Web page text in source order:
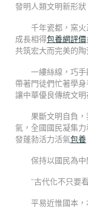
發明人類文明新形
千年瓷都，窯
成長相得包養網評價
共筑宏大而完美的
一縷絲線，巧
帶著門徒們忙著學
讓中華優良傳統文
果斷文明自負
氣，全國國民凝集
發蓬勃活力活氣包養
保持以國民為
“古代化不只要
平易近惟國本，